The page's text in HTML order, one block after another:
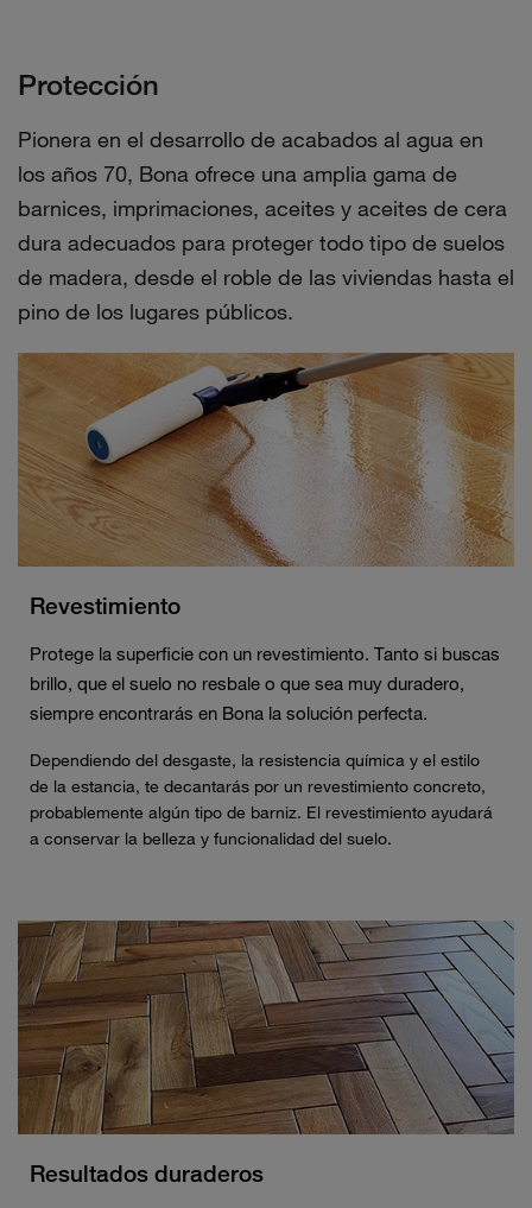
Protección
Pionera en el desarrollo de acabados al agua en
los años 70, Bona ofrece una amplia gama de
barnices, imprimaciones, aceites y aceites de cera
dura adecuados para proteger todo tipo de suelos
de madera, desde el roble de las viviendas hasta el
pino de los lugares públicos.
Revestimiento
Protege la superficie con un revestimiento. Tanto si buscas
brillo, que el suelo no resbale o que sea muy duradero,
siempre encontrarás en Bona la solución perfecta.
Dependiendo del desgaste, la resistencia química y el estilo
de la estancia, te decantarás por un revestimiento concreto,
probablemente algún tipo de barniz. El revestimiento ayudará
a conservar la belleza y funcionalidad del suelo.
Resultados duraderos